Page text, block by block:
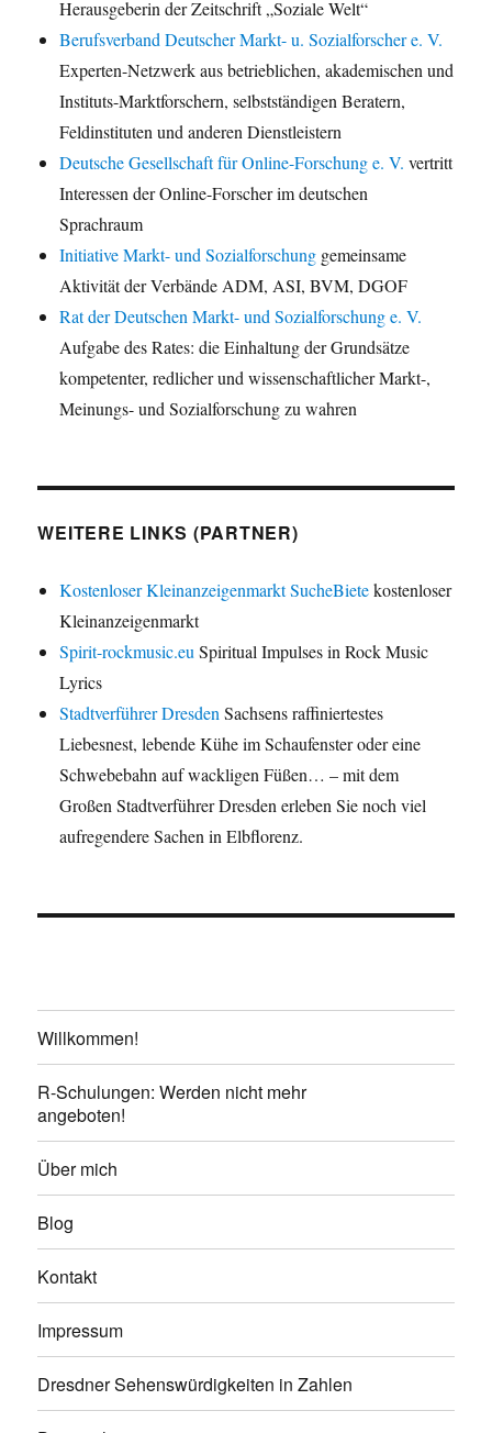
Herausgeberin der Zeitschrift „Soziale Welt“
Berufsverband Deutscher Markt- u. Sozialforscher e. V.
Experten-Netzwerk aus betrieblichen, akademischen und
Instituts-Marktforschern, selbstständigen Beratern,
Feldinstituten und anderen Dienstleistern
Deutsche Gesellschaft für Online-Forschung e. V. vertritt
Interessen der Online-Forscher im deutschen
Sprachraum
Initiative Markt- und Sozialforschung gemeinsame
Aktivität der Verbände ADM, ASI, BVM, DGOF
Rat der Deutschen Markt- und Sozialforschung e. V.
Aufgabe des Rates: die Einhaltung der Grundsätze
kompetenter, redlicher und wissenschaftlicher Markt-,
Meinungs- und Sozialforschung zu wahren
WEITERE LINKS (PARTNER)
Kostenloser Kleinanzeigenmarkt SucheBietekostenloser
Kleinanzeigenmarkt
Spirit-rockmusic.eu Spiritual Impulses in Rock Music
Lyrics
Stadtverführer Dresden Sachsens raffiniertestes
Liebesnest, lebende Kühe im Schaufenster oder eine
Schwebebahn auf wackligen Füßen… – mit dem
Großen Stadtverführer Dresden erleben Sie noch viel
aufregendere Sachen in Elbflorenz.
Willkommen!
R-Schulungen: Werden nicht mehr
angeboten!
Über mich
Blog
Kontakt
Impressum
Dresdner Sehenswürdigkeiten in Zahlen